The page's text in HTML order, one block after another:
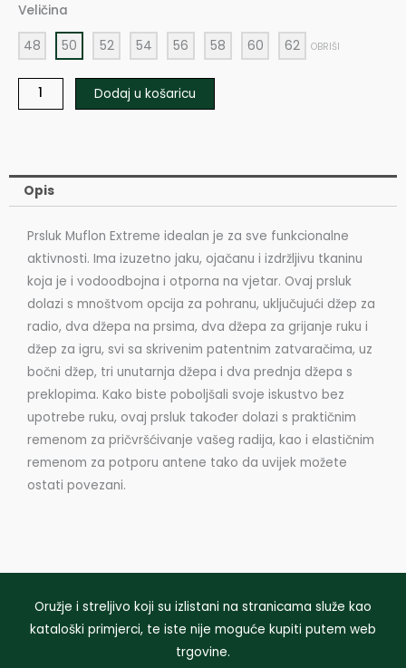
Veličina
48 50 52 54 56 58 60 62 OBRIŠI
Extreme
Dodaj u košaricu
Opis
Prsluk Muflon Extreme idealan je za sve funkcionalne
aktivnosti. Ima izuzetno jaku, ojačanu i izdržljivu tkaninu
koja je i vodoodbojna i otporna na vjetar. Ovaj prsluk
dolazi s mnoštvom opcija za pohranu, uključujući džep za
radio, dva džepa na prsima, dva džepa za grijanje ruku i
džep za igru, svi sa skrivenim patentnim zatvaračima, uz
bočni džep, tri unutarnja džepa i dva prednja džepa s
preklopima. Kako biste poboljšali svoje iskustvo bez
upotrebe ruku, ovaj prsluk također dolazi s praktičnim
remenom za pričvršćivanje vašeg radija, kao i elastičnim
remenom za potporu antene tako da uvijek možete
ostati povezani.
Oružje i streljivo koji su izlistani na stranicama služe kao
kataloški primjerci, te iste nije moguće kupiti putem web
trgovine.